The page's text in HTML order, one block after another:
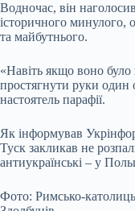
Водночас, він
історичного минулого,
та майбутнього.
«Навіть якщо воно
простягнути руки
настоятель парафії.
Як інформував
Туск закликав не
антиукраїнські – у
Фото: Римсько-